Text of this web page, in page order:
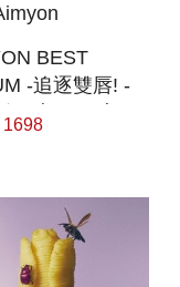
BEST
-追逐雙唇! -
口初回限定盤
(預購至8/18
)
1698